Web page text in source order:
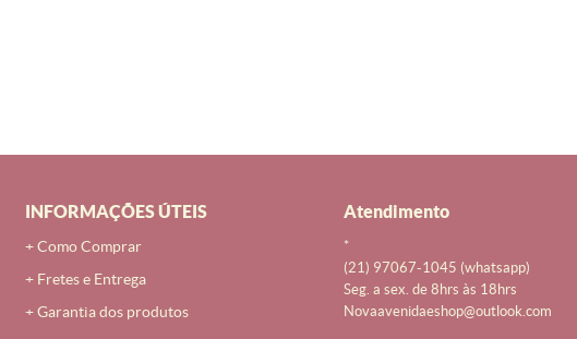
INFORMAÇÕES ÚTEIS
Como Comprar
Fretes e Entrega
Garantia dos produtos
atendimento
*
(21) 97067-1045 (whatsapp)
seg. a sex. de 8hrs às 18hrs
novaavenidaeshop@outlook.com